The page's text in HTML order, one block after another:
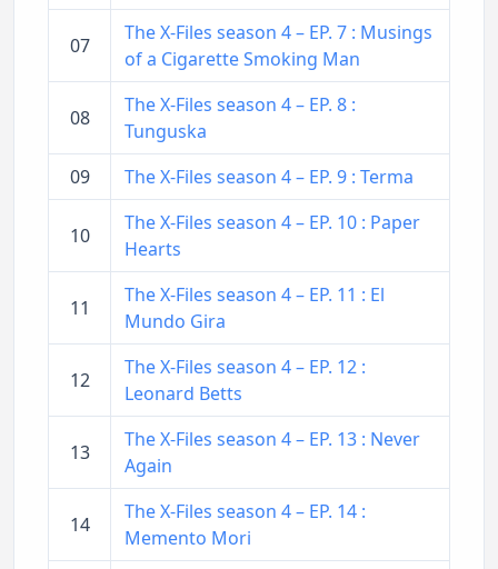
07
The X-Files season 4 – EP. 7 : Musings
of a Cigarette Smoking Man
08
The X-Files season 4 – EP. 8 :
Tunguska
09
The X-Files season 4 – EP. 9 : Terma
10
The X-Files season 4 – EP. 10 : Paper
Hearts
11
The X-Files season 4 – EP. 11 : El
Mundo Gira
12
The X-Files season 4 – EP. 12 :
Leonard Betts
13
The X-Files season 4 – EP. 13 : Never
Again
14
The X-Files season 4 – EP. 14 :
Memento Mori